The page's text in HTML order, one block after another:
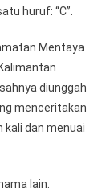
huruf: “C”.
Mentaya
diunggah
menceritakan
dan menuai
lain.